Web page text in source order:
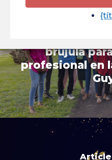
Article
brújula
profesional en